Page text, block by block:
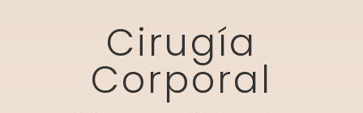
Cirugía
Corporal